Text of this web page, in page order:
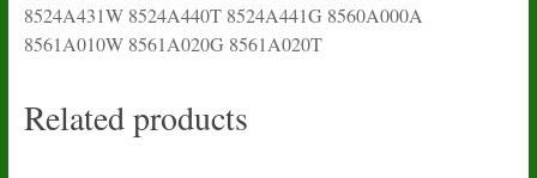
8524A431W 8524A440T 8524A441G 8560A000A
8561A010W 8561A020G 8561A020T
Related products